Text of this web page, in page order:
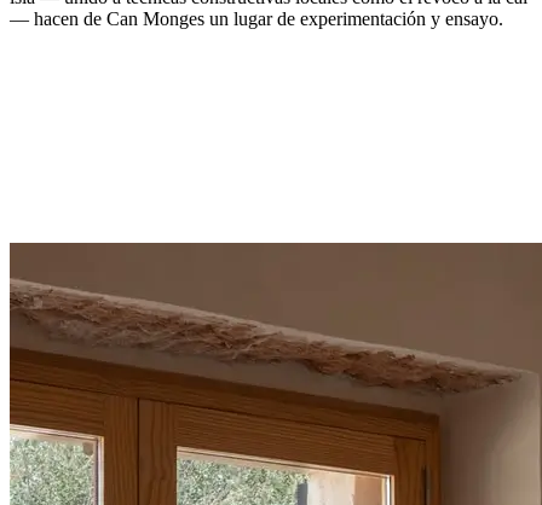
— hacen de Can Monges un lugar de experimentación y ensayo.